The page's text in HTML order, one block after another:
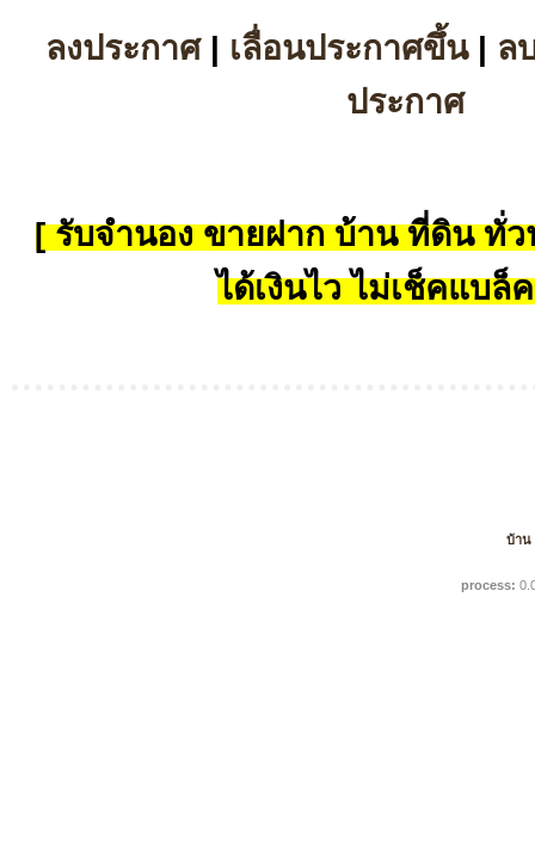
ลงประกาศ| เลื่อนประกาศขึ้น| ล
ประกาศ
[ รับจำนอง ขายฝาก บ้าน ที่ดิน ทั่ว
ได้เงินไว ไม่เช็คแบล็
บ้าน
process: